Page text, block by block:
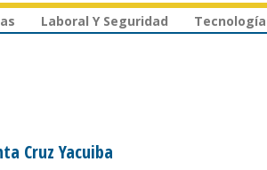
Laboral Y Seguridad Tecnología
Cruz Yacuiba